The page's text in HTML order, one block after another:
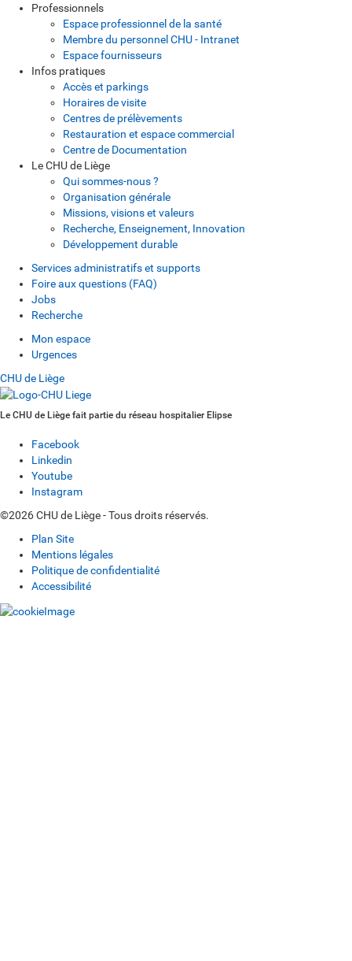
Professionnels
Espace professionnel de la santé
Membre du personnel CHU - Intranet
Espace fournisseurs
Infos pratiques
Accès et parkings
Horaires de visite
Centres de prélèvements
Restauration et espace commercial
Centre de Documentation
Le CHU de Liège
Qui sommes-nous ?
Organisation générale
Missions, visions et valeurs
Recherche, Enseignement, Innovation
Développement durable
Services administratifs et supports
Foire aux questions (FAQ)
Jobs
Recherche
Mon espace
Urgences
CHU de Liège
Le CHU de Liège fait partie du réseau hospitalier Elipse
Facebook
Linkedin
Youtube
Instagram
©2026 CHU de Liège - Tous droits réservés.
Plan Site
Mentions légales
Politique de confidentialité
Accessibilité